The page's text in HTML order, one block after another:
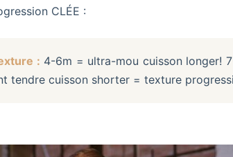
CLÉE :
: 4-6m = ultra-mou cuisson longer!
tendre cuisson shorter = texture